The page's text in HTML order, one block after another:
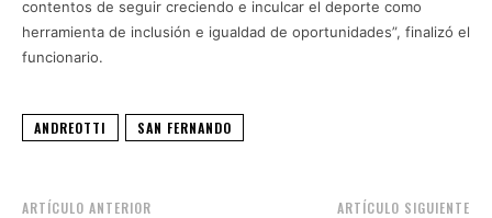
contentos de seguir creciendo e inculcar el deporte como
herramienta de inclusión e igualdad de oportunidades”, finalizó el
funcionario.
ANDREOTTI SAN FERNANDO
ARTÍCULO ANTERIOR ARTÍCULO SIGUIENTE